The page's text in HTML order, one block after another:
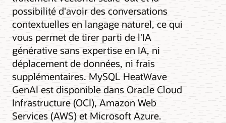
possibilité d'avoir des conversations
contextuelles en langage naturel, ce qui
vous permet de tirer parti de l'IA
générative sans expertise en IA, ni
déplacement de données, ni frais
supplémentaires. MySQL HeatWave
GenAI est disponible dans Oracle Cloud
Infrastructure (OCI), Amazon Web
Services (AWS) et Microsoft Azure.